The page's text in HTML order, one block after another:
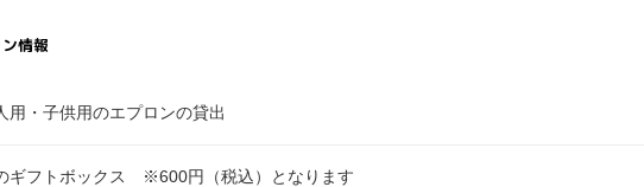
情報
用・子供用のエプロンの貸出
ギフトボックス ※600円（税込）となります